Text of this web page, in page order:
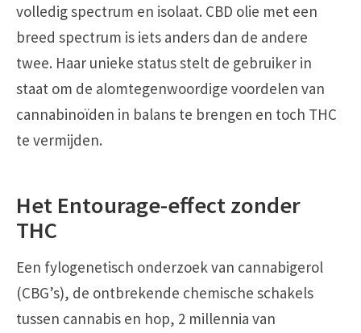
volledig spectrum en isolaat. CBD olie met een
breed spectrum is iets anders dan de andere
twee. Haar unieke status stelt de gebruiker in
staat om de alomtegenwoordige voordelen van
cannabinoïden in balans te brengen en toch THC
te vermijden.
Het Entourage-effect zonder
THC
Een fylogenetisch onderzoek van cannabigerol
(CBG’s), de ontbrekende chemische schakels
tussen cannabis en hop, 2 millennia van